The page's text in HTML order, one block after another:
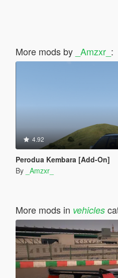
More mods by _Amzxr_ :
4.92
Perodua Kembara [Add-On]
By _Amzxr_
More mods in vehicles